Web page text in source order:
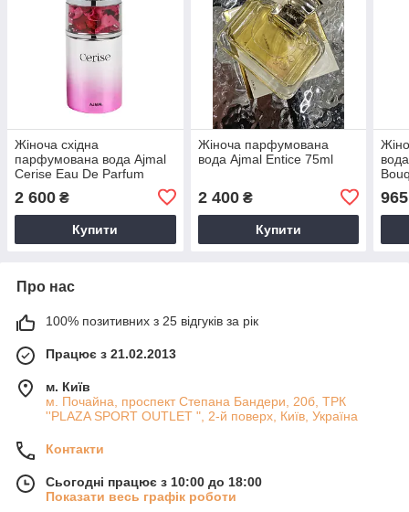
Жіноча східна
парфумована вода Ajmal
Cerise Eau De Parfum
2 600 ₴
Купити
Жіноча парфумована
вода Ajmal Entice 75ml
2 400₴
Купити
965
Про нас
100% позитивних з 25 відгуків за рік
Працює з 21.02.2013
м. Київ
м. Почайна, проспект Степана Бандери, 20б, ТРК
''PLAZA SPORT OUTLET ", 2-й поверх, Київ, Україна
Контакти
Сьогодні працює з 10:00 до 18:00
Показати весь графік роботи